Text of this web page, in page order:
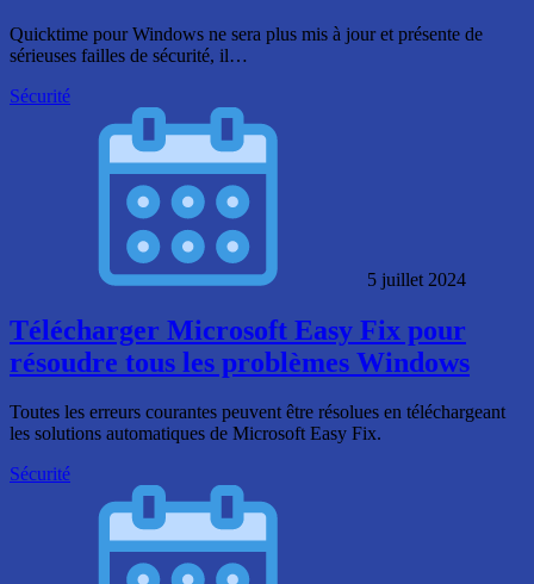
Quicktime pour Windows ne sera plus mis à jour et présente de
sérieuses failles de sécurité, il…
Sécurité
5 juillet 2024
Télécharger Microsoft Easy Fix pour
résoudre tous les problèmes Windows
Toutes les erreurs courantes peuvent être résolues en téléchargeant
les solutions automatiques de Microsoft Easy Fix.
Sécurité